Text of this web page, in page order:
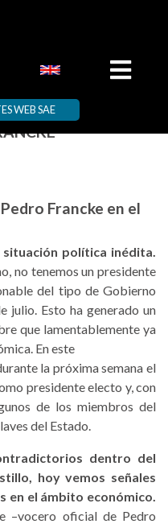
WEB SAE
Francke en el
política inédita.
no tenemos un presidente
del tipo de Gobierno
julio. Esto ha generado un
que lamentablemente ya
En este
la próxima semana el
presidente electo y, con
de los miembros del
del Estado.
dentro del
hoy vemos señales
en el ámbito económico.
–vocero oficial de Pedro